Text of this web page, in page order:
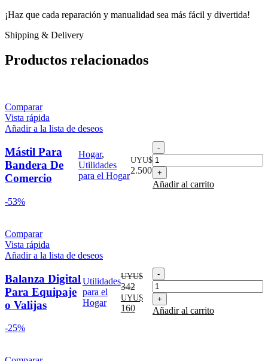
¡Haz que cada reparación y manualidad sea más fácil y divertida!
Shipping & Delivery
Productos relacionados
Comparar
Vista rápida
Añadir a la lista de deseos
Mástil Para
Bandera De
Comercio
Hogar,
Utilidades
para el Hogar
UYU$
2.500
Mástil
Para
Bandera
De
Comercio
Añadir al carrito
-53%
Comparar
Vista rápida
Añadir a la lista de deseos
Balanza Digital
Para Equipaje
o Valijas
Utilidades
para el
Hogar
UYU$
342
El
precio
UYU$
160
El
precio
actual
Balanza
Digital
Para
Equipaje
o
Añadir al carrito
-25%